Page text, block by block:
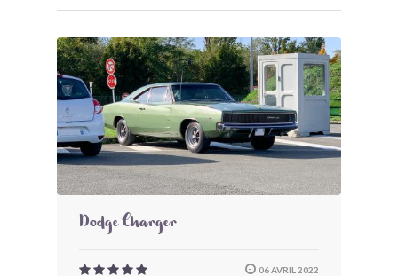
Dodge Charger
06 AVRIL 2022